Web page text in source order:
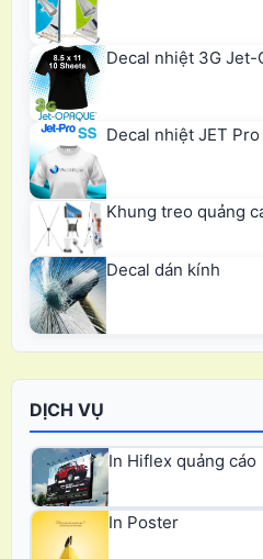
Decal nhiệt 3G Jet-
Decal nhiệt JET Pro
Khung treo quảng
Decal dán kính
DỊCH VỤ
In Hiflex quảng cáo
In Poster